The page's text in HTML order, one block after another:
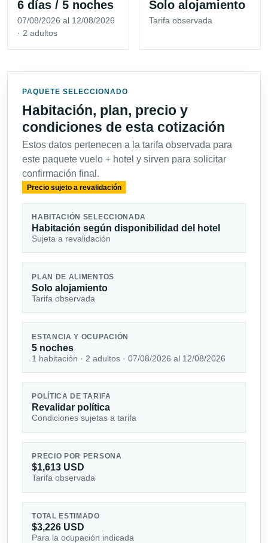
6 días / 5 noches
07/08/2026 al 12/08/2026
· 2 adultos
Solo alojamiento
Tarifa observada
PAQUETE SELECCIONADO
Habitación, plan, precio y
condiciones de esta cotización
Estos datos pertenecen a la tarifa observada para
este paquete vuelo + hotel y sirven para solicitar
confirmación final.
Precio sujeto a revalidación
HABITACIÓN SELECCIONADA
Habitación según disponibilidad del hotel
Sujeta a revalidación
PLAN DE ALIMENTOS
Solo alojamiento
Tarifa observada
ESTANCIA Y OCUPACIÓN
5 noches
1 habitación · 2 adultos · 07/08/2026 al 12/08/2026
POLÍTICA DE TARIFA
Revalidar política
Condiciones sujetas a tarifa
PRECIO POR PERSONA
$1,613 USD
Tarifa observada
TOTAL ESTIMADO
$3,226 USD
Para la ocupación indicada